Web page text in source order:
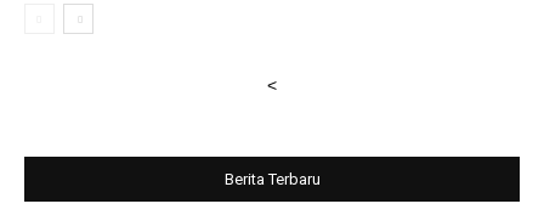
<
Berita Terbaru